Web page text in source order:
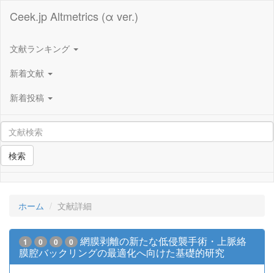
Ceek.jp Altmetrics (α ver.)
文献ランキング
新着文献
新着投稿
検索
ホーム 文献詳細
1 0 0 0
網膜剥離の新たな低侵襲手術・上脈絡
膜腔バックリングの最適化へ向けた基礎的研究